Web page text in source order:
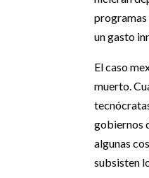
programas
un gasto
El caso
muerto.
gobiernos
algunas
subsisten